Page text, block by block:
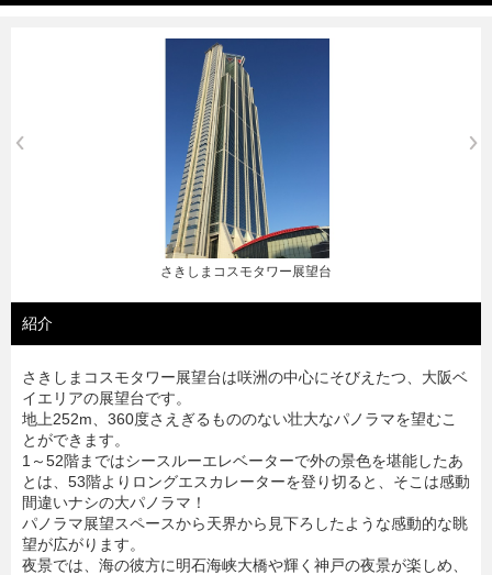
さきしまコスモタワー展望台
紹介
さきしまコスモタワー展望台は咲洲の中心にそびえたつ、大阪ベ
イエリアの展望台です。
地上252m、360度さえぎるもののない壮大なパノラマを望むこ
とができます。
1～52階まではシースルーエレベーターで外の景色を堪能したあ
とは、53階よりロングエスカレーターを登り切ると、そこは感動
間違いナシの大パノラマ！
パノラマ展望スペースから天界から見下ろしたような感動的な眺
望が広がります。
夜景では、海の彼方に明石海峡大橋や輝く神戸の夜景が楽しめ、